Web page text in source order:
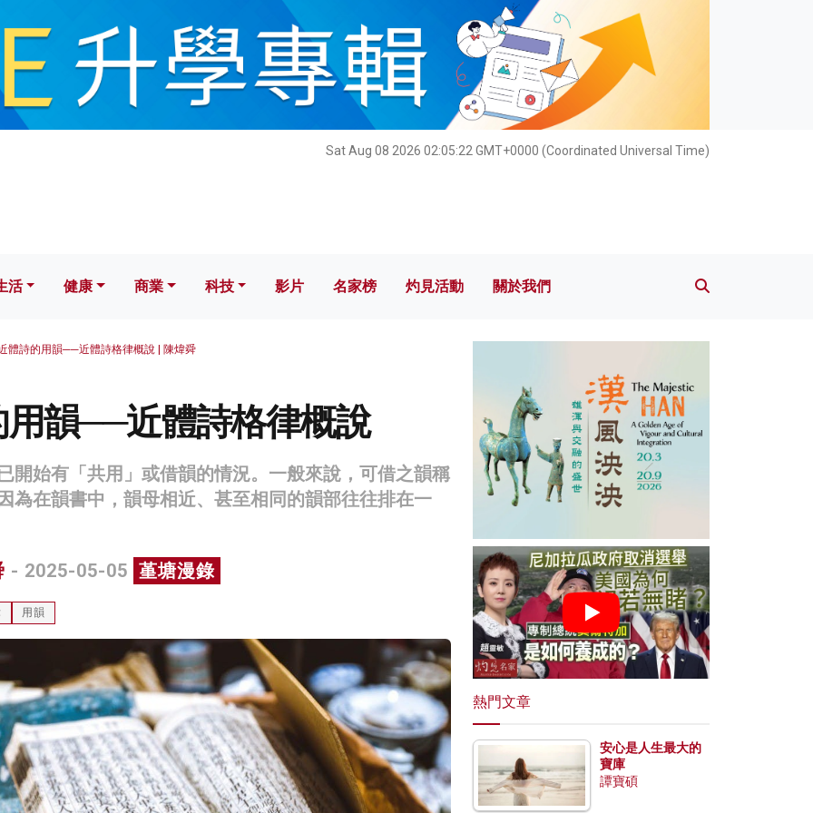
Sat Aug 08 2026 02:05:24 GMT+0000 (Coordinated Universal Time)
健康 科技 影片 名家榜 灼見活動 關於我們
活 健康 商業 科技 影片 名家榜 灼見活動 關於我們
體詩的用韻──近體詩格律概說 | 陳煒舜
韻──近體詩格律概說
開始有「共用」或借韻的情況。一般來說，可借之韻稱
為在韻書中，韻母相近、甚至相同的韻部往往排在一
- 2025-05-05 堇塘漫錄
用韻
熱門文章
安心是人生最大的
寶庫
譚寶碩